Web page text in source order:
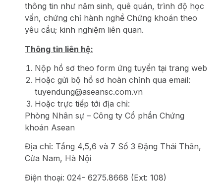
thông tin như năm sinh, quê quán, trình độ học
vấn, chứng chỉ hành nghề Chứng khoán theo
yêu cầu; kinh nghiệm liên quan.
Thông tin liên hệ:
Nộp hồ sơ theo form ứng tuyển tại trang web
Hoặc gửi bộ hồ sơ hoàn chỉnh qua email:
tuyendung@aseansc.com.vn
Hoặc trực tiếp tới địa chỉ:
Phòng Nhân sự – Công ty Cổ phần Chứng
khoán Asean
Địa chỉ: Tầng 4,5,6 và 7 Số 3 Đặng Thái Thân,
Cửa Nam, Hà Nội
Điện thoại: 024- 6275.8668 (Ext: 108)